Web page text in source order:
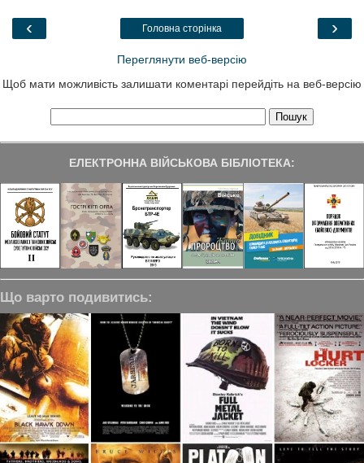
o
a
‹ ›
Головна сторінка
Переглянути веб-версію
Щоб мати можливість залишати коментарі перейдіть на веб-версію
ЕЛЕКТРОННА ВІЙСЬКОВА БІБЛІОТЕКА:
Що варто подивитись: